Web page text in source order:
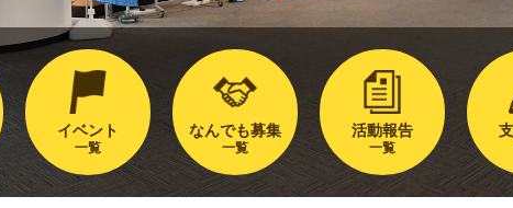
イベント
一覧
なんでも募集
一覧
活動報告
一覧